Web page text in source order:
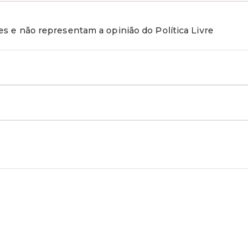
e não representam a opinião do Política Livre